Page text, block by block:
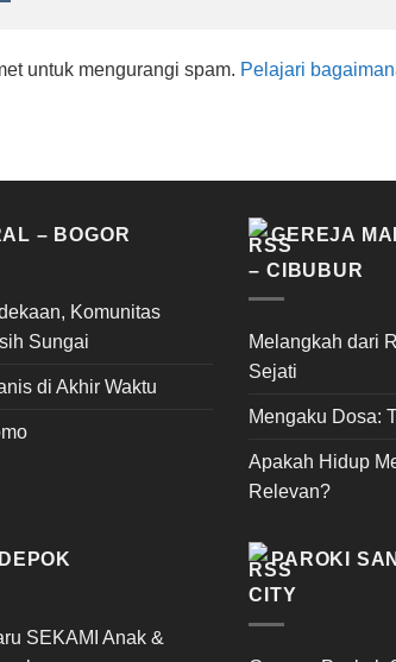
untuk mengurangi spam. Pelajari
– BOGOR
Komunitas
Sungai
di Akhir Waktu
GEREJA
– CIBUBUR
Melangkah dari
Sejati
Mengaku Dosa:
Apakah Hidup
Relevan?
SEKAMI Anak &
PAROKI
CITY